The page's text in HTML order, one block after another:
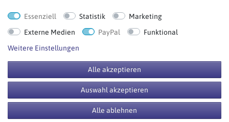
Bestellung widerrufen
© Copyright 2026 BB Sport GmbH & Co KG. Alle Rechte vorbehalten.
**UVP = Unverbindliche Preisempfehlung des Herstellers
Essenziell Statistik
Marketing
Externe Medien
PayPal
Funktional
Weitere Einstellungen
Alle akzeptieren
Auswahl akzeptieren
Alle ablehnen